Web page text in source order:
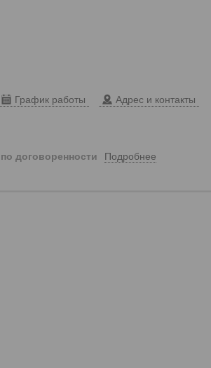
График работы Адрес и контакты
по договоренности Подробнее